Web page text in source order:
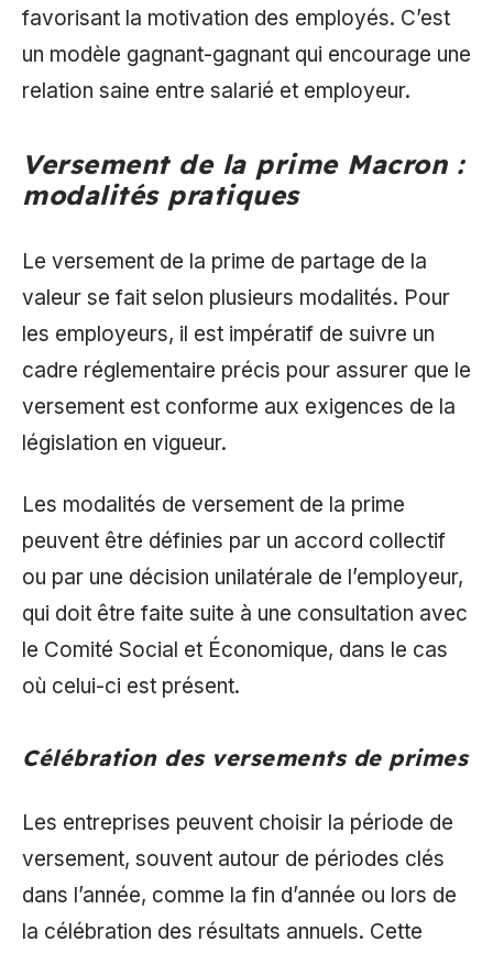
favorisant la motivation des employés. C’est
un modèle gagnant-gagnant qui encourage une
relation saine entre salarié et employeur.
Versement de la prime Macron :
modalités pratiques
Le versement de la prime de partage de la
valeur se fait selon plusieurs modalités. Pour
les employeurs, il est impératif de suivre un
cadre réglementaire précis pour assurer que le
versement est conforme aux exigences de la
législation en vigueur.
Les modalités de versement de la prime
peuvent être définies par un accord collectif
ou par une décision unilatérale de l’employeur,
qui doit être faite suite à une consultation avec
le Comité Social et Économique, dans le cas
où celui-ci est présent.
Célébration des versements de primes
Les entreprises peuvent choisir la période de
versement, souvent autour de périodes clés
dans l’année, comme la fin d’année ou lors de
la célébration des résultats annuels. Cette